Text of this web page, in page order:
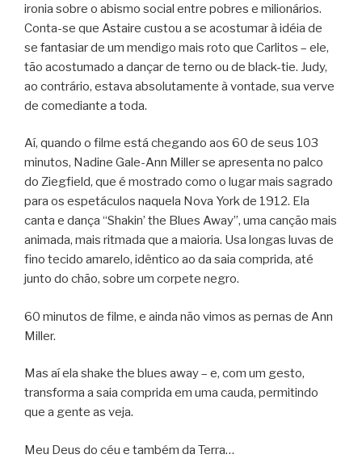
ironia sobre o abismo social entre pobres e milionários.
Conta-se que Astaire custou a se acostumar à idéia de
se fantasiar de um mendigo mais roto que Carlitos – ele,
tão acostumado a dançar de terno ou de black-tie. Judy,
ao contrário, estava absolutamente à vontade, sua verve
de comediante a toda.
Aí, quando o filme está chegando aos 60 de seus 103
minutos, Nadine Gale-Ann Miller se apresenta no palco
do Ziegfield, que é mostrado como o lugar mais sagrado
para os espetáculos naquela Nova York de 1912. Ela
canta e dança “Shakin’ the Blues Away”, uma canção mais
animada, mais ritmada que a maioria. Usa longas luvas de
fino tecido amarelo, idêntico ao da saia comprida, até
junto do chão, sobre um corpete negro.
60 minutos de filme, e ainda não vimos as pernas de Ann
Miller.
Mas aí ela shake the blues away – e, com um gesto,
transforma a saia comprida em uma cauda, permitindo
que a gente as veja.
Meu Deus do céu e também da Terra…